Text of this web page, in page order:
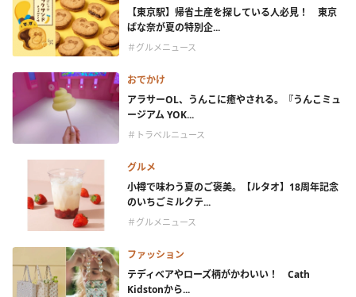
【東京駅】帰省土産を探している人必見！ 東京
ばな奈が夏の特別企...
＃グルメニュース
おでかけ
アラサーOL、うんこに癒やされる。『うんこミュ
ージアム YOK...
＃トラベルニュース
グルメ
小樽で味わう夏のご褒美。【ルタオ】18周年記念
のいちごミルクテ...
＃グルメニュース
ファッション
テディベアやローズ柄がかわいい！ Cath
Kidstonから...